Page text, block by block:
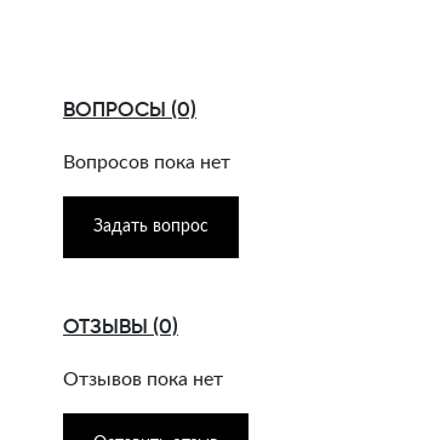
ВОПРОСЫ (0)
Вопросов пока нет
Задать вопрос
ОТЗЫВЫ (0)
Отзывов пока нет